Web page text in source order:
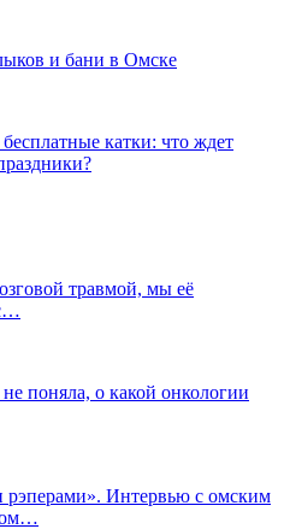
и бани в Омске
катки: что ждет
травмой, мы её
поняла, о какой онкологии
рэперами». Интервью с омским